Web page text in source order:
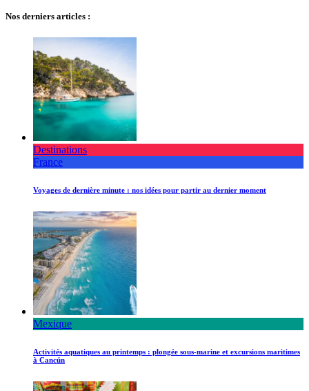
Nos derniers articles :
Destinations
France
Voyages de dernière minute : nos idées pour partir au dernier moment
Mexique
Activités aquatiques au printemps : plongée sous-marine et excursions maritimes
à Cancún